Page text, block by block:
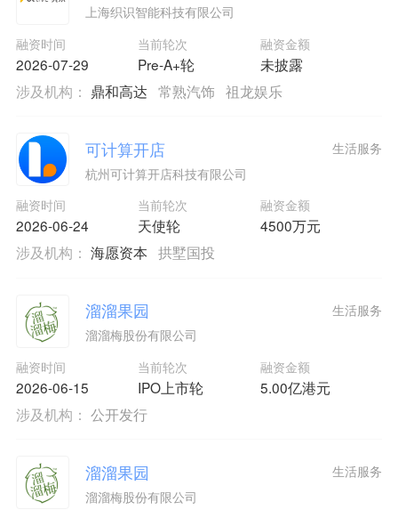
上海织识智能科技有限公司
融资时间
2026-07-29
当前轮次
Pre-A+轮
融资金额
未披露
涉及机构： 鼎和高达 常熟汽饰 祖龙娱乐
可计算开店
杭州可计算开店科技有限公司
融资时间
2026-06-24
当前轮次
天使轮
融资金额
4500万元
生活服务
涉及机构： 海愿资本 拱墅国投
溜溜果园
溜溜梅股份有限公司
融资时间
2026-06-15
当前轮次
IPO上市轮
融资金额
5.00亿港元
生活服务
涉及机构： 公开发行
溜溜果园
溜溜梅股份有限公司
生活服务